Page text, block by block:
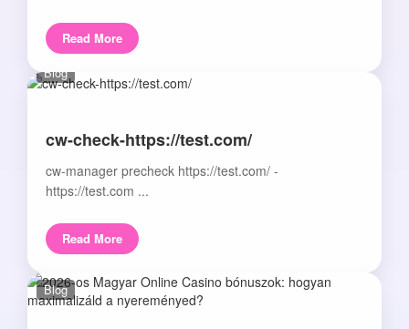
Read More
Blog
cw-check-https://test.com/
cw-manager precheck https://test.com/ -
https://test.com ...
Read More
Blog